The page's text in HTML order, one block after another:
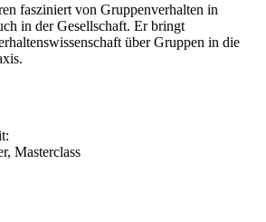
fasziniert von Gruppenverhalten in
in der Gesellschaft. Er bringt
über Gruppen in die
Masterclass